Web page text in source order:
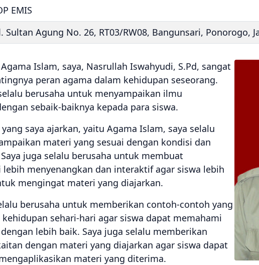
EMIS
Sultan Agung No. 26, RT03/RW08, Bangunsari, Ponorogo,
Islam, saya, Nasrullah Iswahyudi, S.Pd, sangat
peran agama dalam kehidupan seseorang.
berusaha untuk menyampaikan ilmu
sebaik-baiknya kepada para siswa.
saya ajarkan, yaitu Agama Islam, saya selalu
materi yang sesuai dengan kondisi dan
juga selalu berusaha untuk membuat
menyenangkan dan interaktif agar siswa lebih
mengingat materi yang diajarkan.
berusaha untuk memberikan contoh-contoh yang
sehari-hari agar siswa dapat memahami
lebih baik. Saya juga selalu memberikan
dengan materi yang diajarkan agar siswa dapat
materi yang diterima.